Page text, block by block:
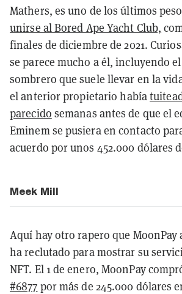
Mathers, es uno de los últimos
unirse al Bored Ape Yacht Club,
finales de diciembre de 2021.
se parece mucho a él, incluyendo
sombrero que suele llevar en la
el anterior propietario había
parecido semanas antes de que el
Eminem se pusiera en contacto
acuerdo por unos 452.000 dólares
Meek Mill
Aquí hay otro rapero que MoonPay
ha reclutado para mostrar su
NFT. El 1 de enero, MoonPay
#6877 por más de 245.000 dólares